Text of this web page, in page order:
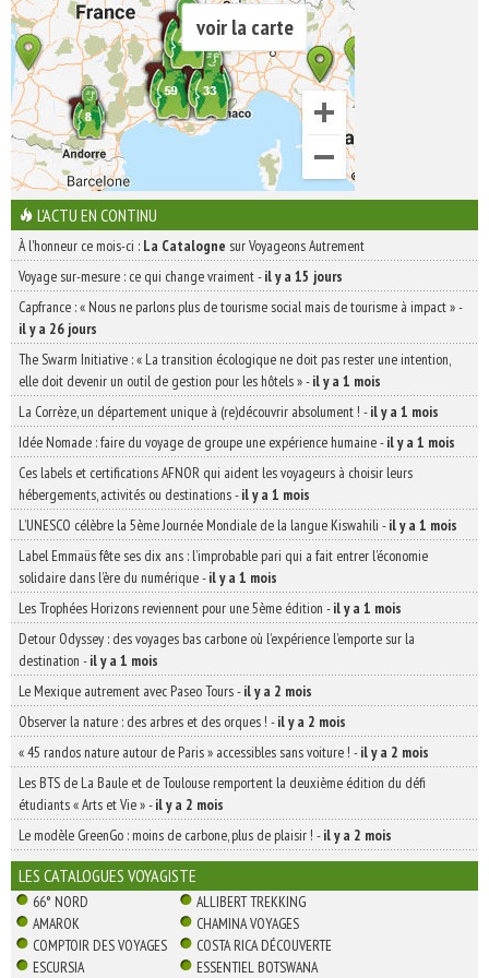
voir la carte
L'ACTU EN CONTINU
À l'honneur ce mois-ci : La Catalogne sur Voyageons Autrement
Voyage sur-mesure : ce qui change vraiment-il y a 15 jours
Capfrance : « Nous ne parlons plus de tourisme social mais de tourisme à impact »-
il y a 26 jours
The Swarm Initiative : « La transition écologique ne doit pas rester une intention,
elle doit devenir un outil de gestion pour les hôtels »-il y a 1 mois
La Corrèze, un département unique à (re)découvrir absolument ! -il y a 1 mois
Idée Nomade : faire du voyage de groupe une expérience humaine-il y a 1 mois
Ces labels et certifications AFNOR qui aident les voyageurs à choisir leurs
hébergements, activités ou destinations-il y a 1 mois
L’UNESCO célèbre la 5ème Journée Mondiale de la langue Kiswahili -il y a 1 mois
Label Emmaüs fête ses dix ans : l’improbable pari qui a fait entrer l’économie
solidaire dans l’ère du numérique-il y a 1 mois
Les Trophées Horizons reviennent pour une 5ème édition -il y a 1 mois
Detour Odyssey : des voyages bas carbone où l’expérience l’emporte sur la
destination -il y a 1 mois
Le Mexique autrement avec Paseo Tours-il y a 2 mois
Observer la nature : des arbres et des orques ! -il y a 2 mois
« 45 randos nature autour de Paris » accessibles sans voiture ! -il y a 2 mois
Les BTS de La Baule et de Toulouse remportent la deuxième édition du défi
étudiants « Arts et Vie »-il y a 2 mois
Le modèle GreenGo : moins de carbone, plus de plaisir ! -il y a 2 mois
LES CATALOGUES VOYAGISTE
66° NORD
ALLIBERT TREKKING
AMAROK
CHAMINA VOYAGES
COMPTOIR DES VOYAGES
COSTA RICA DÉCOUVERTE
ESCURSIA
ESSENTIEL BOTSWANA